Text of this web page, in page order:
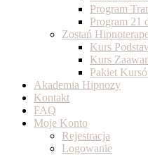
Program
Program 21
Zostań
Kurs
Kurs
Pakiet
Akademia Hipnozy
Kontakt
FAQ
Moje Konto
Rejestracja
Logowanie